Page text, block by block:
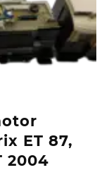
ET 87,
2004